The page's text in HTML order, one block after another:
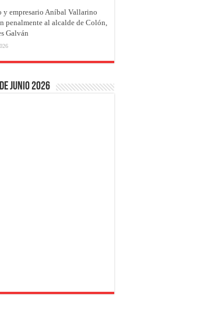
y empresario Aníbal Vallarino
penalmente al alcalde de Colón,
Galván
junio 2026